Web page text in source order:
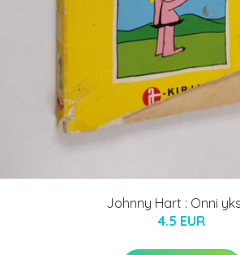
Johnny Hart : Onni
4.5 EUR